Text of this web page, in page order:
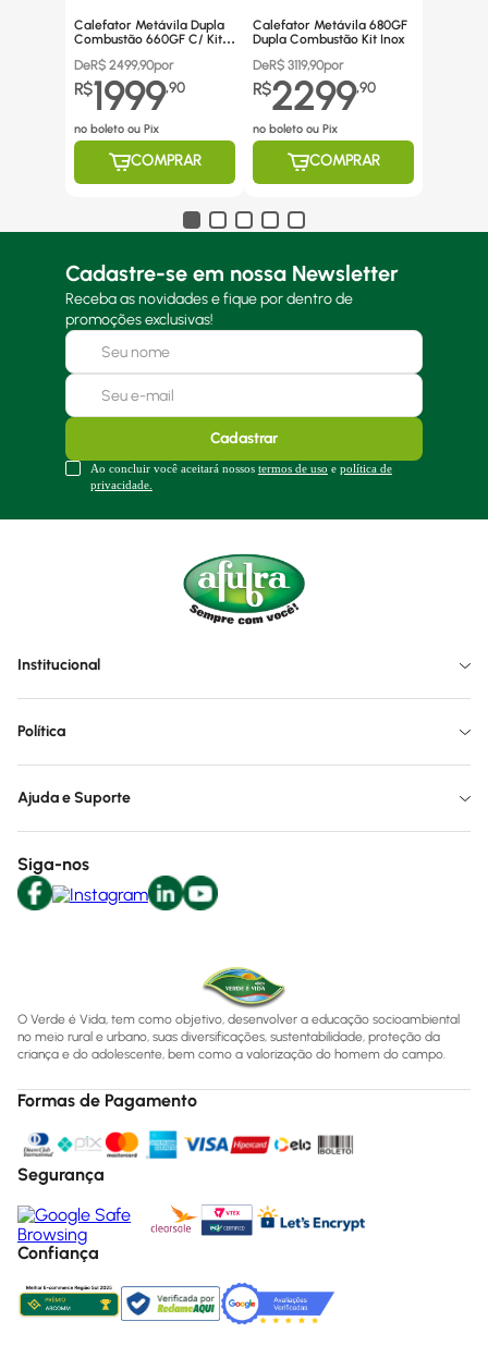
Calefator Metávila Dupla
Combustão 660GF C/ Kit
DeR$ 2499,90por
R$1999,90
no boleto ou Pix
COMPRAR
Calefator Metávila 680GF
Dupla Combustão Kit Inox
DeR$ 3119,90por
R$2299,90
no boleto ou Pix
COMPRAR
Cadastre-se em nossa Newsletter
Receba as novidades e fique por dentro de
promoções exclusivas!
Cadastrar
Ao concluir você aceitará nossos termos de uso e política de
privacidade.
Institucional
Política
Ajuda e Suporte
Siga-nos
O Verde é Vida, tem como objetivo, desenvolver a educação socioambiental
no meio rural e urbano, suas diversificações, sustentabilidade, proteção da
criança e do adolescente, bem como a valorização do homem do campo.
Formas de Pagamento
Segurança
Confiança